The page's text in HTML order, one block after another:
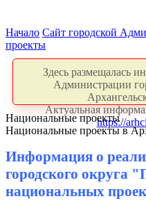
Начало Сайт городской
проекты
Здесь размещалась
Администрации
Актуальная
https://
Национальные проекты
Национальные проекты в
Информация о
городского округа
национальных